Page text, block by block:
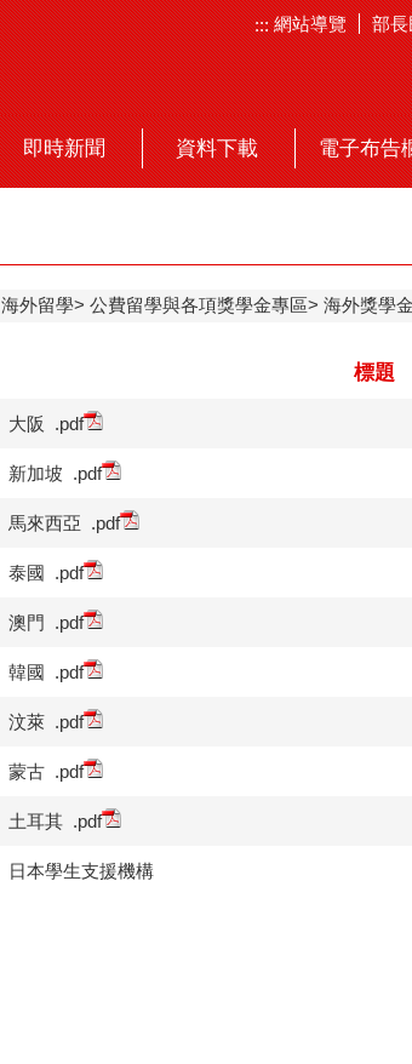
:::網站導覽 部
即時新聞 資料下載 電子布告
海外留學 公費留學與各項獎學金專區 海外獎學
標題
大阪 .pdf
新加坡 .pdf
馬來西亞 .pdf
泰國 .pdf
澳門 .pdf
韓國 .pdf
汶萊 .pdf
蒙古 .pdf
土耳其 .pdf
日本學生支援機構